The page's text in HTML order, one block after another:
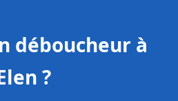
déboucheur à
?